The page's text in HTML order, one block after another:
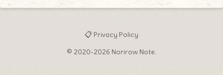
📋 Privacy Policy
© 2020-2026 Norirow Note.